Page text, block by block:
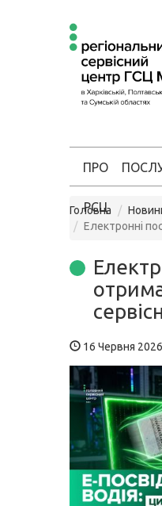
ПРО
РСЦ
Головна
Електронні
16 Червня 2026